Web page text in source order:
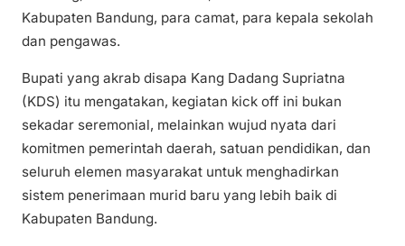
Kabupaten Bandung, para camat, para kepala sekolah
dan pengawas.
Bupati yang akrab disapa Kang Dadang Supriatna
(KDS) itu mengatakan, kegiatan kick off ini bukan
sekadar seremonial, melainkan wujud nyata dari
komitmen pemerintah daerah, satuan pendidikan, dan
seluruh elemen masyarakat untuk menghadirkan
sistem penerimaan murid baru yang lebih baik di
Kabupaten Bandung.